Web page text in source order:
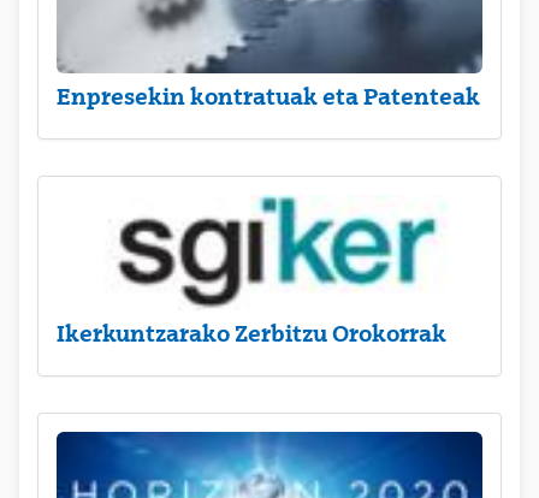
Enpresekin kontratuak eta Patenteak
Ikerkuntzarako Zerbitzu Orokorrak